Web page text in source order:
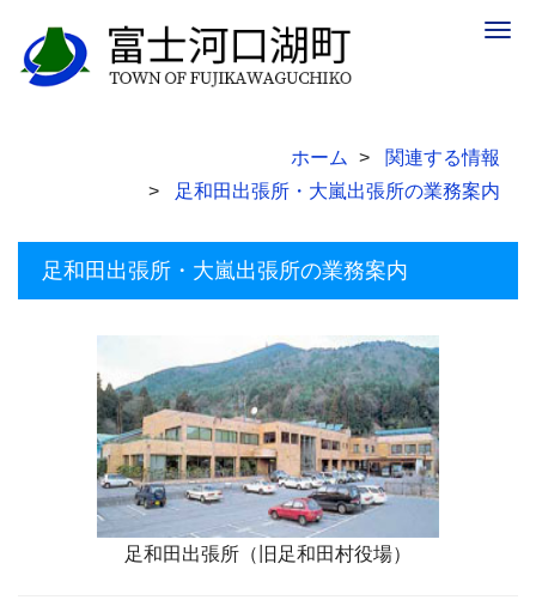
ホーム
関連する情報
足和田出張所・大嵐出張所の業務案内
足和田出張所・大嵐出張所の業務案内
足和田出張所（旧足和田村役場）